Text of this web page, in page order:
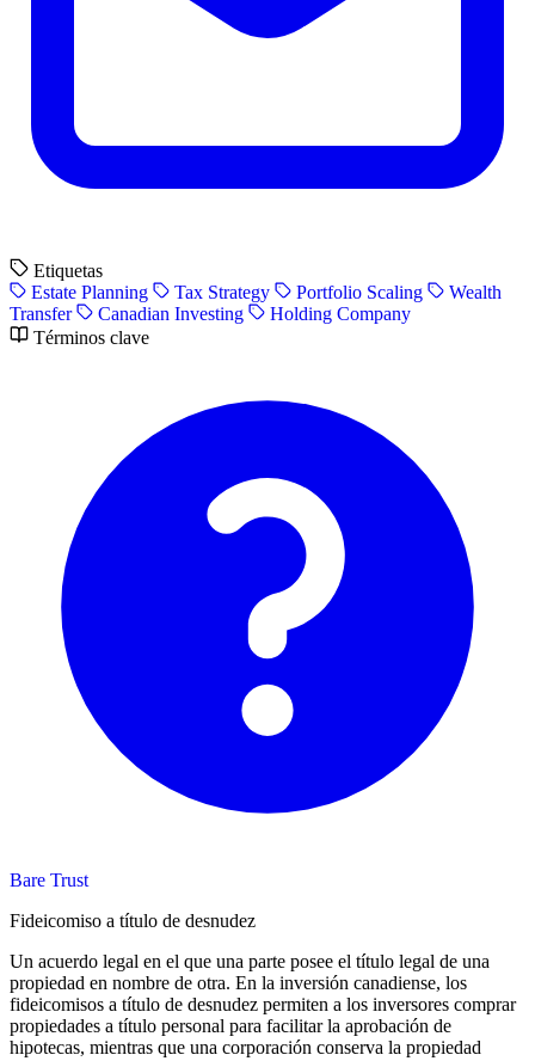
Etiquetas
Estate Planning
Tax Strategy Portfolio Scaling
Wealth
Transfer
Canadian Investing
Holding Company
Términos clave
Bare Trust
Fideicomiso a título de desnudez
Un acuerdo legal en el que una parte posee el título legal de una
propiedad en nombre de otra. En la inversión canadiense, los
fideicomisos a título de desnudez permiten a los inversores comprar
propiedades a título personal para facilitar la aprobación de
hipotecas, mientras que una corporación conserva la propiedad